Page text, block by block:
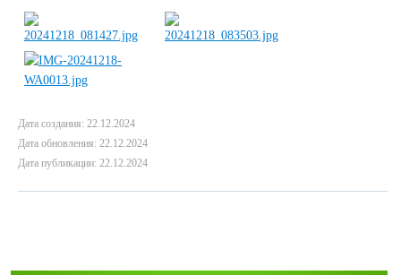
Дата создания: 22.12.2024
Дата обновления: 22.12.2024
Дата публикации: 22.12.2024